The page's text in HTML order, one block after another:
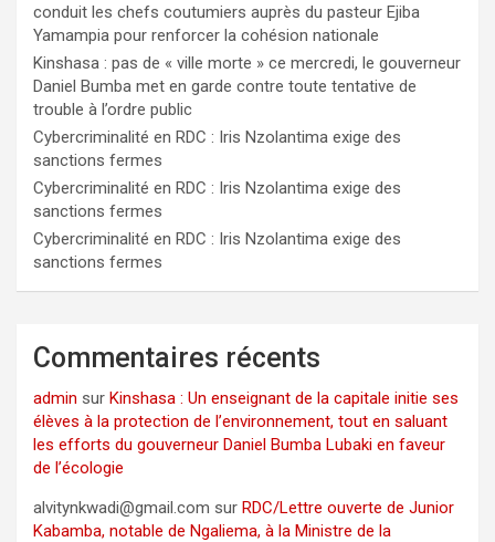
conduit les chefs coutumiers auprès du pasteur Ejiba
Yamampia pour renforcer la cohésion nationale
Kinshasa : pas de « ville morte » ce mercredi, le gouverneur
Daniel Bumba met en garde contre toute tentative de
trouble à l’ordre public
Cybercriminalité en RDC : Iris Nzolantima exige des
sanctions fermes
Cybercriminalité en RDC : Iris Nzolantima exige des
sanctions fermes
Cybercriminalité en RDC : Iris Nzolantima exige des
sanctions fermes
Commentaires récents
admin sur Kinshasa : Un enseignant de la capitale initie ses
élèves à la protection de l’environnement, tout en saluant
les efforts du gouverneur Daniel Bumba Lubaki en faveur
de l’écologie
alvitynkwadi@gmail.com sur RDC/Lettre ouverte de Junior
Kabamba, notable de Ngaliema, à la Ministre de la